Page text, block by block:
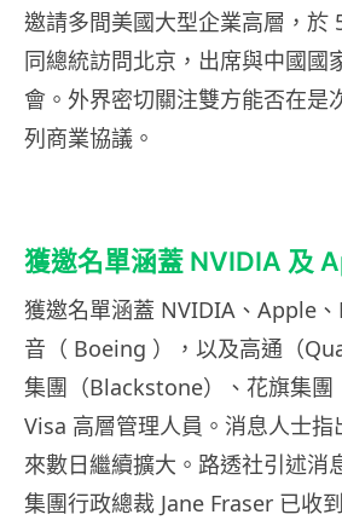
邀請多間美國大型企業高層，於
同總統訪問北京，出席與中國國
會。外界密切關注雙方能否在是
列商業協議。
獲邀名單涵蓋 NVIDIA 及
獲邀名單涵蓋 NVIDIA、Apple
音（ Boeing ），以及高通（
集團（Blackstone）、花旗集
Visa 高層管理人員。消息人士
來數日繼續擴大。路透社引述消
集團行政總裁 Jane Fraser 已收